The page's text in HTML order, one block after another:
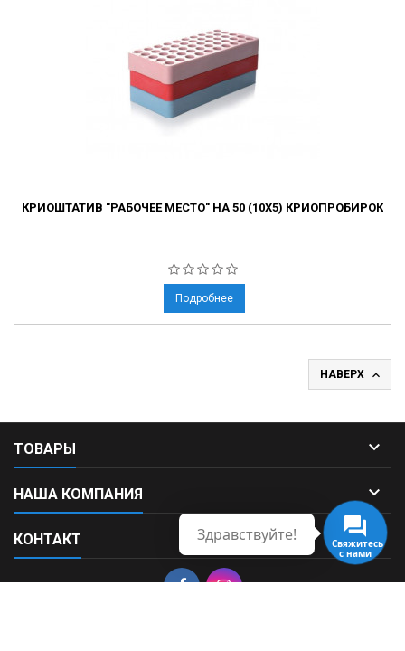
КРИОШТАТИВ "РАБОЧЕЕ МЕСТО" НА 50 (10X5) КРИОПРОБИРОК
Подробнее
НАВЕРХ 
ТОВАРЫ 
НАША КОМПАНИЯ 
КОНТАКТ 
Здравствуйте!